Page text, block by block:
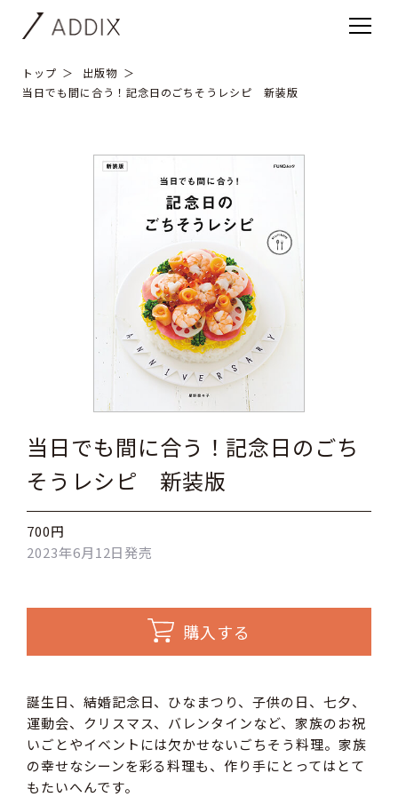
トップ
出版物
当日でも間に合う！記念日のごちそうレシピ 新装版
当日でも間に合う！記念日のごち
そうレシピ 新装版
700円
2023年6月12日発売
購入する
誕生日、結婚記念日、ひなまつり、子供の日、七夕、
運動会、クリスマス、バレンタインなど、家族のお祝
いごとやイベントには欠かせないごちそう料理。家族
の幸せなシーンを彩る料理も、作り手にとってはとて
もたいへんです。